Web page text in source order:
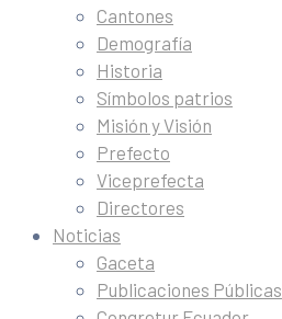
Cantones
Demografía
Historia
Símbolos patrios
Misión y Visión
Prefecto
Viceprefecta
Directores
Noticias
Gaceta
Publicaciones Públicas